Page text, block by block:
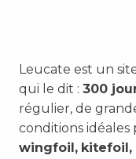
Leucate est un
qui le dit : 300
régulier, de
conditions
wingfoil, kitefoil,